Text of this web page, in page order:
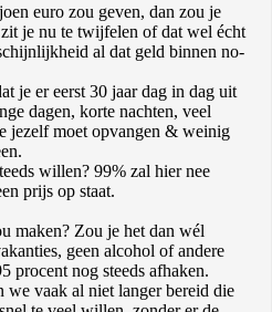
euro zou geven, dan zou je
je nu te twijfelen of dat wel écht
al dat geld binnen no-
je er eerst 30 jaar dag in dag uit
dagen, korte nachten, veel
jezelf moet opvangen & weinig
willen? 99% zal hier nee
prijs op staat.
maken? Zou je het dan wél
geen alcohol of andere
procent nog steeds afhaken.
we vaak al niet langer bereid die